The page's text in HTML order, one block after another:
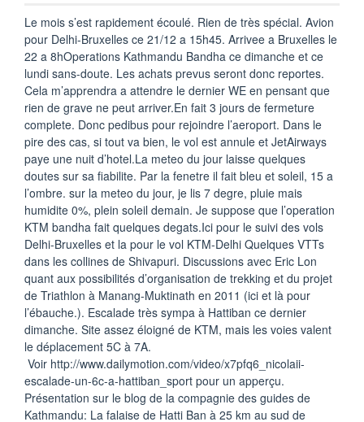
à
l’Est
de
Le mois s’est rapidement écoulé. Rien de très spécial. Avion
pour Delhi-Bruxelles ce 21/12 a 15h45. Arrivee a Bruxelles le
22 a 8hOperations Kathmandu Bandha ce dimanche et ce
lundi sans-doute. Les achats prevus seront donc reportes.
Cela m’apprendra a attendre le dernier WE en pensant que
rien de grave ne peut arriver.En fait 3 jours de fermeture
complete. Donc pedibus pour rejoindre l’aeroport. Dans le
pire des cas, si tout va bien, le vol est annule et JetAirways
paye une nuit d’hotel.La meteo du jour laisse quelques
doutes sur sa fiabilite. Par la fenetre il fait bleu et soleil, 15 a
l’ombre. sur la meteo du jour, je lis 7 degre, pluie mais
humidite 0%, plein soleil demain. Je suppose que l’operation
KTM bandha fait quelques degats.Ici pour le suivi des vols
Delhi-Bruxelles et la pour le vol KTM-Delhi Quelques VTTs
dans les collines de Shivapuri. Discussions avec Eric Lon
quant aux possibilités d’organisation de trekking et du projet
de Triathlon à Manang-Muktinath en 2011 (ici et là pour
l’ébauche.). Escalade très sympa à Hattiban ce dernier
dimanche. Site assez éloigné de KTM, mais les voies valent
le déplacement 5C à 7A.
Voir http://www.dailymotion.com/video/x7pfq6_nicolaii-
escalade-un-6c-a-hattiban_sport pour un apperçu.
Présentation sur le blog de la compagnie des guides de
Kathmandu: La falaise de Hatti Ban à 25 km au sud de